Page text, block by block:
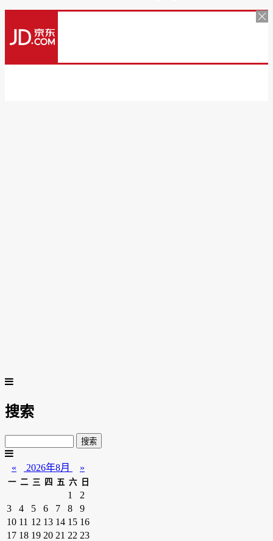
搜索
« 2026年8月 »
一 二 三 四 五 六 日
1
2
3
4 5 6 7 8
9
10 11 12 13 14 15 16
17 18 19 20 21 22 23